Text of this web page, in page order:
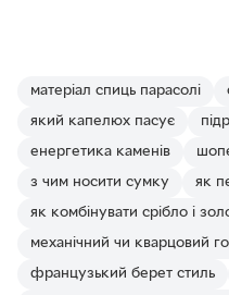
матеріал спиць парасолі
який капелюх пасує
енергетика каменів
з чим носити сумку як
як комбінувати срібло і
механічний чи кварцовий
французький берет стиль